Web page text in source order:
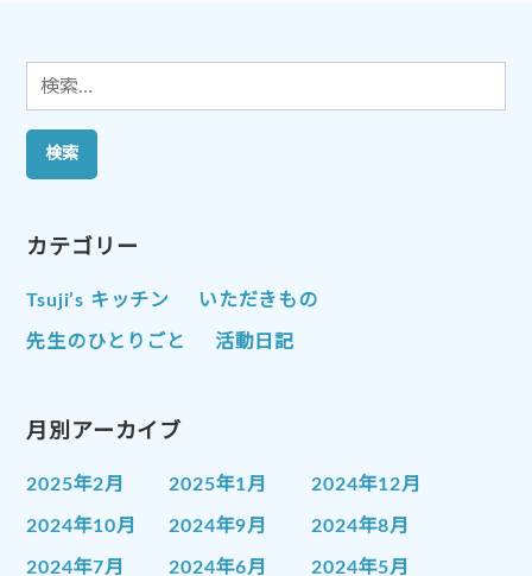
検
索:
カテゴリー
Tsuji’s キッチン いただきもの
先生のひとりごと 活動日記
月別アーカイブ
2025年2月 2025年1月 2024年12月
2024年10月 2024年9月 2024年8月
2024年7月 2024年6月 2024年5月